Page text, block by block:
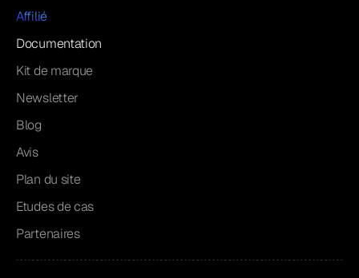
Affilié
Documentation
Kit de marque
Newsletter
Blog
Avis
Plan du site
Etudes de cas
Partenaires